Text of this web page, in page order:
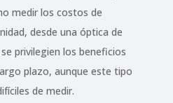
medir los costos de
desde una óptica de
privilegien los beneficios
plazo, aunque este tipo
de medir.